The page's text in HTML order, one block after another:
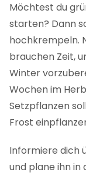
Möchtest du
starten? Dann
hochkrempeln.
brauchen Zeit,
Winter
Wochen im
Setzpflanzen
Frost
Informiere dich
und plane ihn in